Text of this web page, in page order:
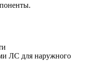
ЛС для наружного